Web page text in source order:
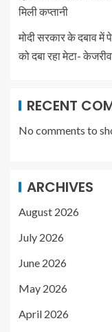
मिली कप्तानी
मोदी सरकार के दबाव
को दबा रहा मेटा-
RECENT
No comments to
ARCHIVES
August 2026
July 2026
June 2026
May 2026
April 2026